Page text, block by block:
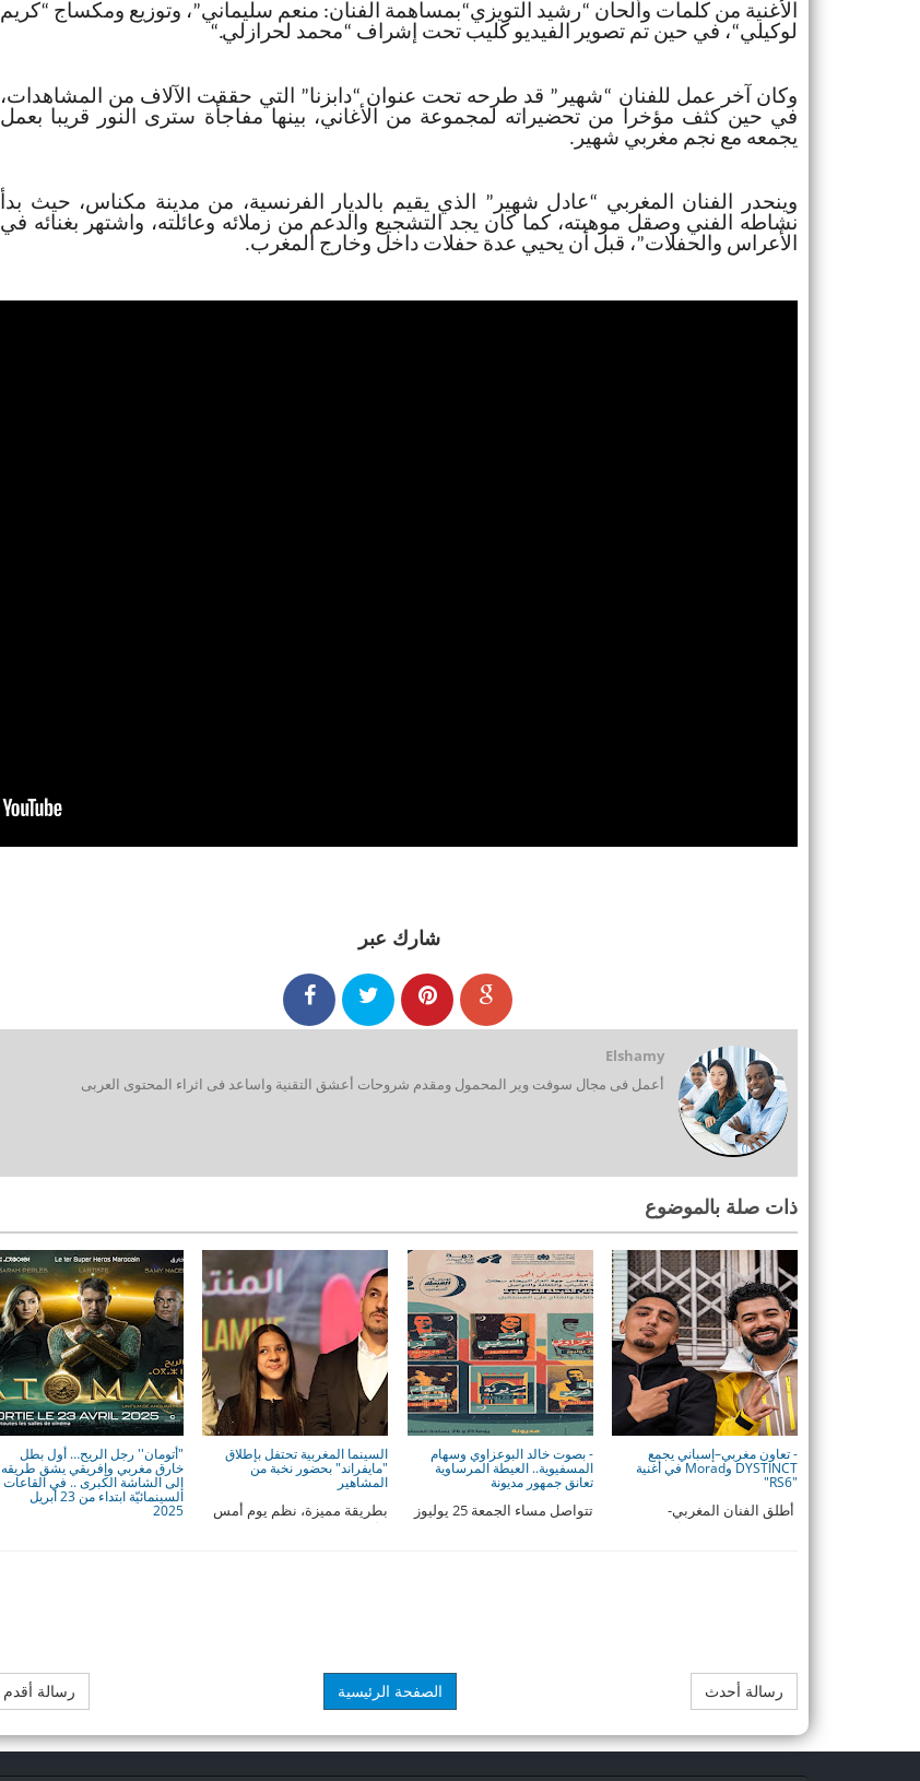
الأغنية من كلمات وألحان “رشيد التويزي“بمساهمة الفنان: منعم سليماني”، وتوزيع ومكساج “كريم
لوكيلي“، في حين تم تصوير الفيديو كليب تحت إشراف “محمد لحرازلي“.
وكان آخر عمل للفنان “شهير” قد طرحه تحت عنوان “دابزنا” التي حققت الآلاف من المشاهدات،
في حين كثف مؤخرا من تحضيراته لمجموعة من الأغاني، بينها مفاجأة سترى النور قريبا بعمل
يجمعه مع نجم مغربي شهير .
وينحدر الفنان المغربي “عادل شهير” الذي يقيم بالديار الفرنسية، من مدينة مكناس، حيث بدأ
نشاطه الفني وصقل موهبته، كما كان يجد التشجيع والدعم من زملائه وعائلته، واشتهر بغنائه في
الأعراس والحفلات”، قبل أن يحيي عدة حفلات داخل وخارج المغرب.
شارك عبر
Elshamy
أعمل فى مجال سوفت وير المحمول ومقدم شروحات أعشق التقنية واساعد فى اثراء المحتوى العربى
ذات صلة بالموضوع
- تعاون مغربي–إسباني يجمع
DYSTINCT وMorad في أغنية
"RS6"
أطلق الفنان المغربي-
- بصوت خالد البوعزاوي وسهام
المسفيوية.. العيطة المرساوية
تعانق جمهور مديونة
تتواصل مساء الجمعة 25 يوليوز
السينما المغربية تحتفل بإطلاق
"مايفراند" بحضور نخبة من
المشاهير
بطريقة مميزة، نظم يوم أمس
"أتومان'' رجل الريح… أول بطل
خارق مغربي وإفريقي يشق طريقه
إلى الشاشة الكبرى .. في القاعات
السينمائيّة ابتداء من 23 أبريل
2025
رسالة أحدث رسالة أقدم الصفحة الرئيسية